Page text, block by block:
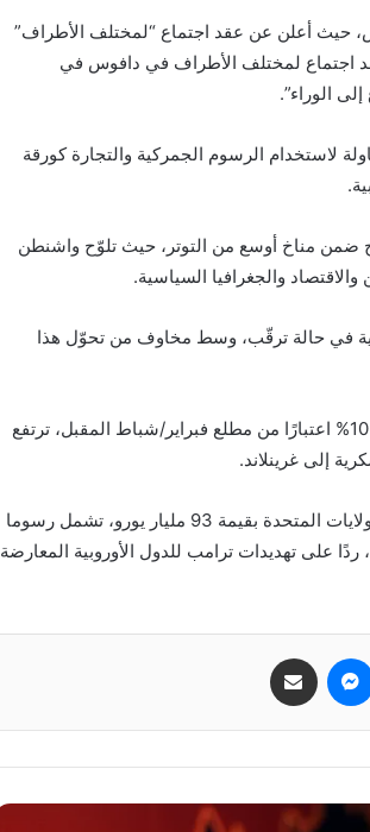
حيث أعلن عن عقد اجتماع “لمختلف الأطراف”
اجتماع لمختلف الأطراف في دافوس في
الوراء”.
لاستخدام الرسوم الجمركية والتجارة كورقة
ضمن مناخ أوسع من التوتر، حيث تلوّح واشنطن
والجغرافيا السياسية.
في حالة ترقّب، وسط مخاوف من تحوّل هذا
وكان ترامب قد هدد، السبت الماضي، بفرض رسوم جمركية بنسبة 10% اعتبارًا من مطلع فبراير/شباط المقبل، ترتفع
في المقابل، أعلن الاتحاد الأوروبي أنه يدرس فرض عقوبات على الولايات المتحدة بقيمة 93 مليار يورو، تشمل رسوما
على تهديدات ترامب للدول الأوروبية المعارضة
ماسنجر